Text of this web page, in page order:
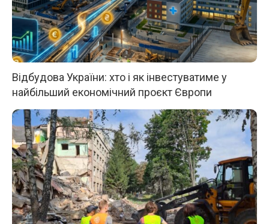
Відбудова України: хто і як інвестуватиме у
найбільший економічний проєкт Європи